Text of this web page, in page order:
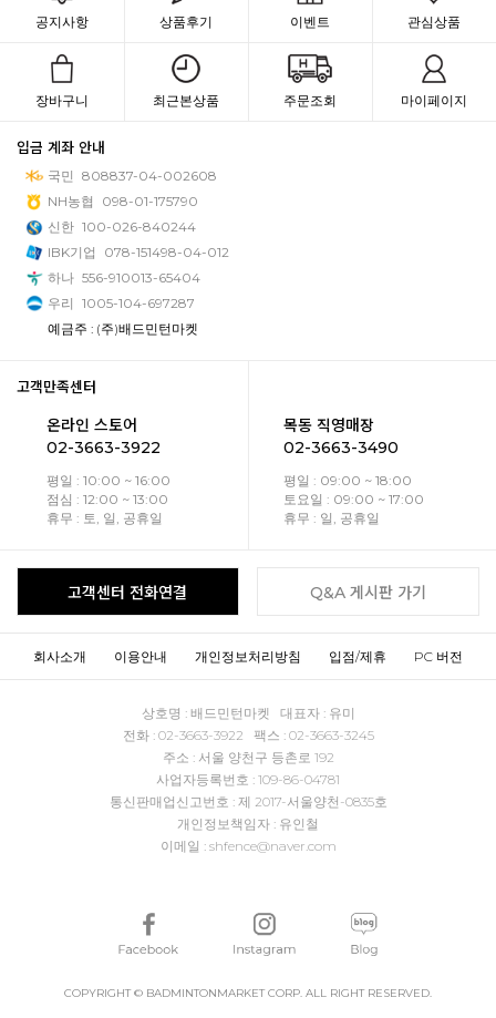
공지사항 상품후기 이벤트 관심상품
장바구니 최근본상품 주문조회 마이페이지
입금 계좌 안내
국민 808837-04-002608
NH농협
098-01-175790
신한 100-026-840244
IBK기업
078-151498-04-012
하나 556-910013-65404
우리 1005-104-697287
예금주 : (주)배드민턴마켓
고객만족센터
온라인 스토어
02-3663-3922
평일 : 10:00 ~ 16:00
점심 : 12:00 ~ 13:00
휴무 : 토, 일, 공휴일
목동 직영매장
02-3663-3490
평일 : 09:00 ~ 18:00
토요일 : 09:00 ~ 17:00
휴무 : 일, 공휴일
고객센터 전화연결 Q&A 게시판 가기
회사소개 이용안내 개인정보처리방침 입점/제휴 PC 버전
상호명 : 배드민턴마켓 대표자 : 유미
전화 : 02-3663-3922 팩스 : 02-3663-3245
주소 : 서울 양천구 등촌로 192
사업자등록번호 : 109-86-04781
통신판매업신고번호 : 제 2017-서울양천-0835호
개인정보책임자 : 유인철
이메일 : shfence@naver.com
COPYRIGHT © BADMINTONMARKET CORP. ALL RIGHT RESERVED.